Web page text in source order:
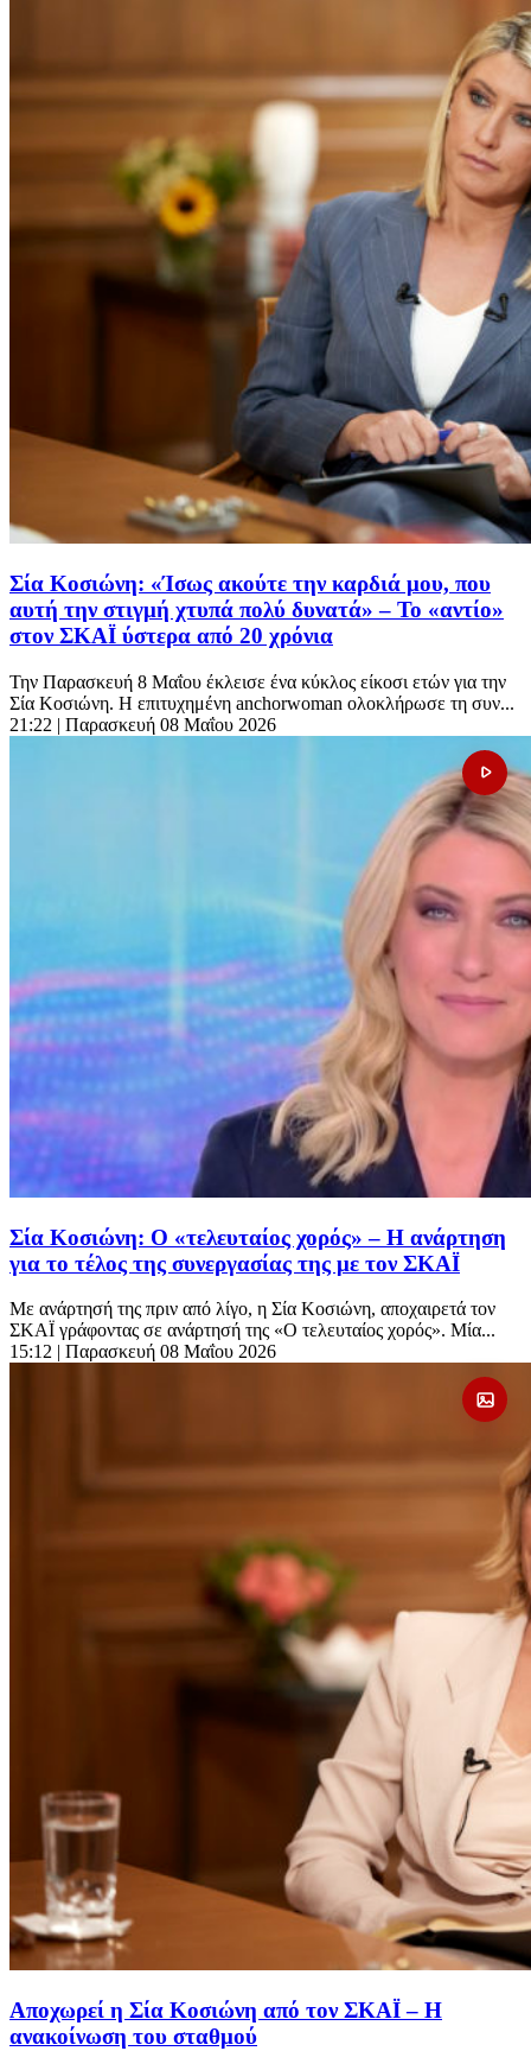
Σία Κοσιώνη: «Ίσως ακούτε την καρδιά μου, που
αυτή την στιγμή χτυπά πολύ δυνατά» – Το «αντίο»
στον ΣΚΑΪ ύστερα από 20 χρόνια
Την Παρασκευή 8 Μαΐου έκλεισε ένα κύκλος είκοσι ετών για την
Σία Κοσιώνη. Η επιτυχημένη anchorwoman ολοκλήρωσε τη συν...
21:22 | Παρασκευή 08 Μαΐου 2026
Σία Κοσιώνη: Ο «τελευταίος χορός» – Η ανάρτηση
για το τέλος της συνεργασίας της με τον ΣΚΑΪ
Με ανάρτησή της πριν από λίγο, η Σία Κοσιώνη, αποχαιρετά τον
ΣΚΑΪ γράφοντας σε ανάρτησή της «Ο τελευταίος χορός». Μία...
15:12 | Παρασκευή 08 Μαΐου 2026
Αποχωρεί η Σία Κοσιώνη από τον ΣΚΑΪ – Η
ανακοίνωση του σταθμού